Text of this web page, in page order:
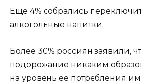
Ещё 4% собрались
алкогольные напитки.
Более 30% россиян заявили,
подорожание никаким
на уровень её потребления